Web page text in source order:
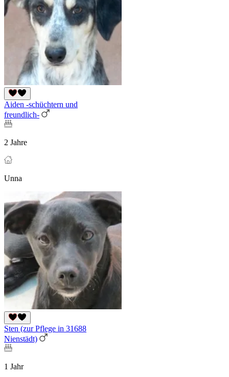
Aiden -schüchtern und
freundlich-
2 Jahre
Unna
Sten (zur Pflege in 31688
Nienstädt)
1 Jahr